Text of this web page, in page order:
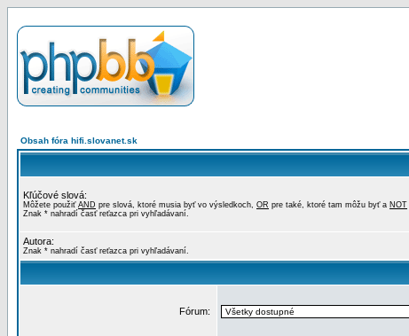
Obsah fóra hifi.slovanet.sk
Kľúčové slová:
Môžete použiť AND pre slová, ktoré musia byť vo výsledkoch, OR pre také, ktoré tam môžu byť a NOT
Znak * nahradí časť reťazca pri vyhľadávaní.
Autora:
Znak * nahradí časť reťazca pri vyhľadávaní.
Fórum: